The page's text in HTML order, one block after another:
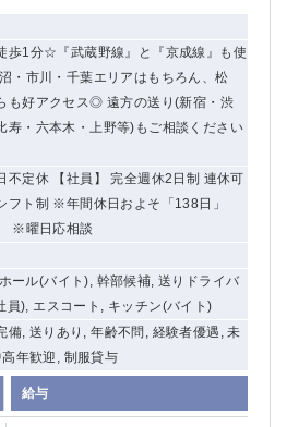
歩1分☆『武蔵野線』と『京成線』も使
・市川・千葉エリアはもちろん、松
も好アクセス◎ 遠方の送り(新宿・渋
寿・六本木・上野等)もご相談ください
不定休 【社員】 完全週休2日制 連休可
フト制 ※年間休日およそ「138日」
※曜日応相談
ール(バイト), 幹部候補, 送りドライバ
員), エスコート, キッチン(バイト)
備, 送りあり, 年齢不問, 経験者優遇, 未
年歓迎, 制服貸与
給与